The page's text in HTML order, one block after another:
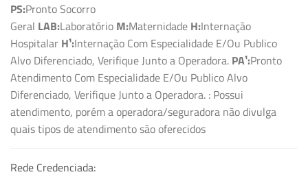
PS:Pronto Socorro
Geral LAB:Laboratório M:Maternidade H:Internação
Hospitalar H¹:Internação Com Especialidade E/Ou Publico
Alvo Diferenciado, Verifique Junto a Operadora. PA¹:Pronto
Atendimento Com Especialidade E/Ou Publico Alvo
Diferenciado, Verifique Junto a Operadora. : Possui
atendimento, porém a operadora/seguradora não divulga
quais tipos de atendimento são oferecidos
Rede Credenciada: